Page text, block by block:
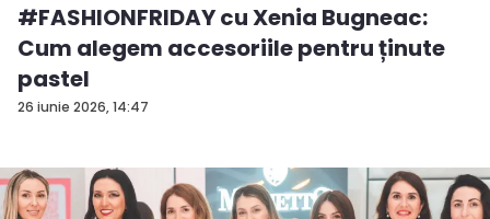
26 iunie 2026, 14:47
#FASHIONFRIDAY cu Xenia Bugneac:
Cum alegem accesoriile pentru ținute
pastel